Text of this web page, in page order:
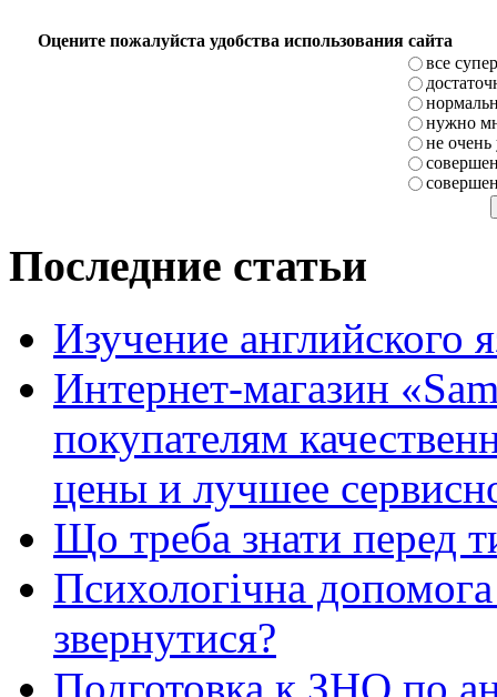
Оцените пожалуйста удобства использования сайта
все супер
нужно
не очень
Последние статьи
Изучение английского
Интернет-магазин
покупателям
цены и лучшее
Що треба знати перед
Психологічна
звернутися?